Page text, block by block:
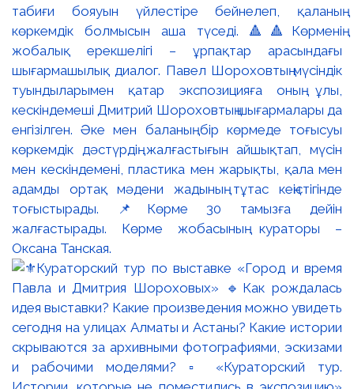
табиғи бояуын үйлестіре бейнелеп, қаланың
көркемдік болмысын аша түседі. 🔺🔺Көрменің
жобалық ерекшелігі – ұрпақтар арасындағы
шығармашылық диалог. Павел Шороховтың мүсіндік
туындыларымен қатар экспозицияға оның ұлы,
кескіндемеші Дмитрий Шороховтың шығармалары да
енгізілген. Әке мен баланың бір көрмеде тоғысуы
көркемдік дәстүрдің жалғастығын айшықтап, мүсін
мен кескіндемені, пластика мен жарықты, қала мен
адамды ортақ мәдени жадының тұтас кеңістігінде
тоғыстырады. 📌Көрме 30 тамызға дейін
жалғастырады. Көрме жобасының кураторы –
Оксана Танская.